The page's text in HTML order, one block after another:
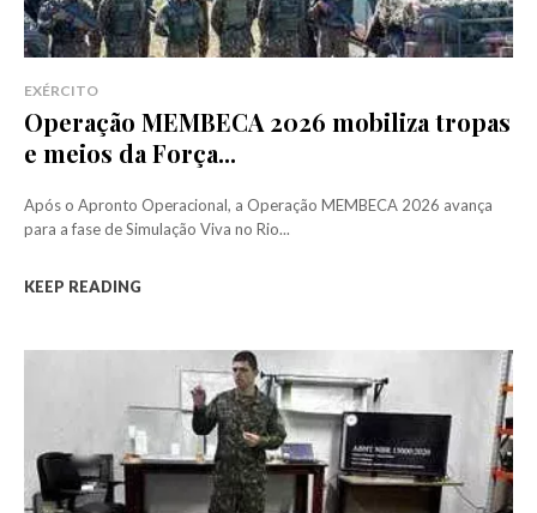
EXÉRCITO
Operação MEMBECA 2026 mobiliza tropas
e meios da Força...
Após o Apronto Operacional, a Operação MEMBECA 2026 avança
para a fase de Simulação Viva no Rio...
KEEP READING